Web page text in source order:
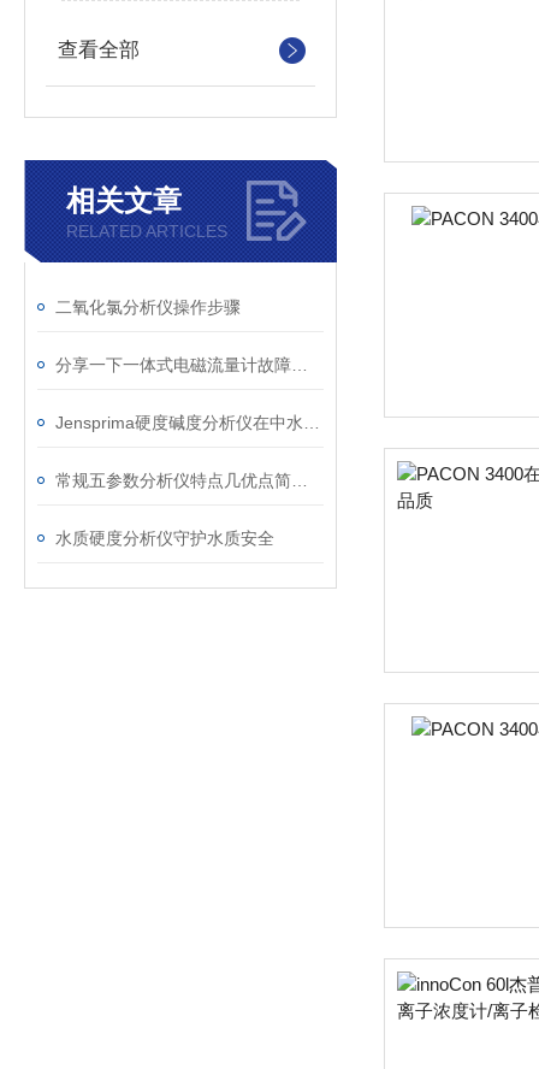
查看全部
相关文章
RELATED ARTICLES
二氧化氯分析仪操作步骤
水质硬度分析仪守护水质安全